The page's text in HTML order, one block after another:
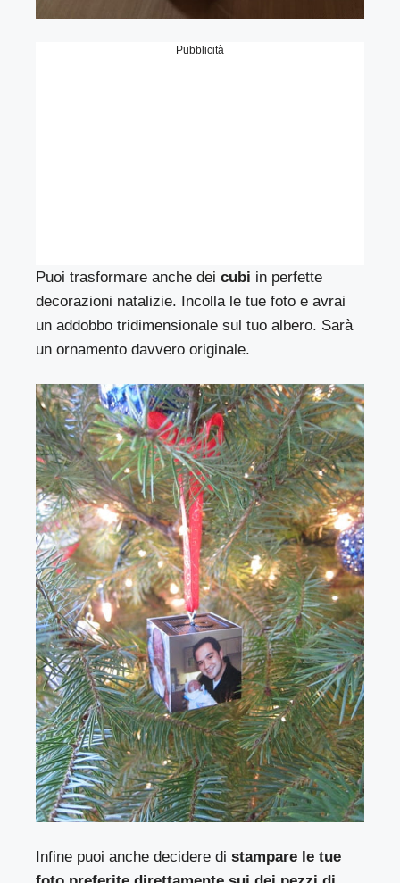
Pubblicità
Puoi trasformare anche deicubi in perfette
decorazioni natalizie. Incolla le tue foto e avrai
un addobbo tridimensionale sul tuo albero. Sarà
un ornamento davvero originale.
Infine puoi anche decidere distampare le tue